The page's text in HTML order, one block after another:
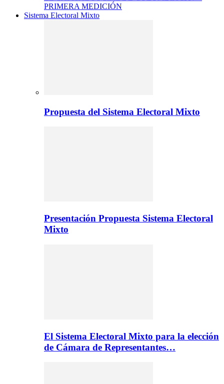
PRIMERA MEDICIÓN
Sistema Electoral Mixto
Propuesta del Sistema Electoral Mixto
Presentación Propuesta Sistema Electoral
Mixto
El Sistema Electoral Mixto para la elección
de Cámara de Representantes…